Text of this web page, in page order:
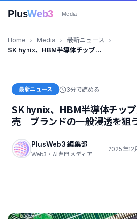
PlusWeb3 — Media
Home Media
最新ニュース
SK hynix、HBM半導体チップ風
最新ニュース 3分で読める
SK hynix、HBM半導体チッ
売 ブランドの一般浸透を狙
PlusWeb3 編集部
Web3・AI専門メディア
2025年12